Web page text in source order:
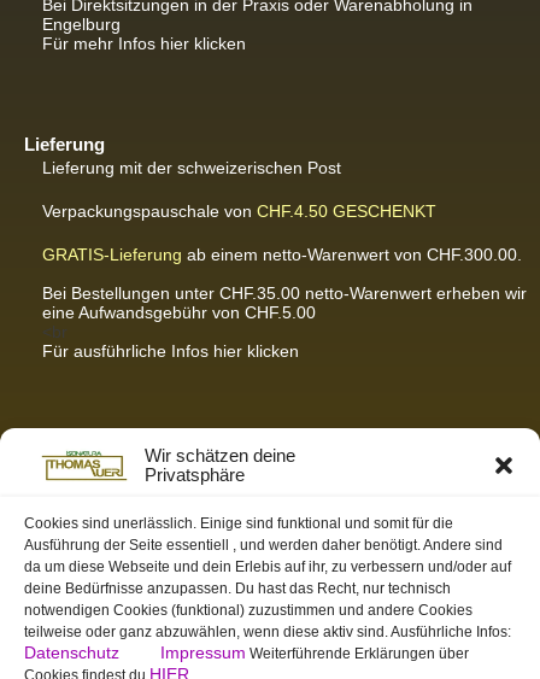
Wir schätzen deine
Privatsphäre
Cookies sind unerlässlich. Einige sind funktional und somit für die
Ausführung der Seite essentiell , und werden daher benötigt. Andere sind
da um diese Webseite und dein Erlebis auf ihr, zu verbessern und/oder auf
deine Bedürfnisse anzupassen. Du hast das Recht, nur technisch
notwendigen Cookies (funktional) zuzustimmen und andere Cookies
teilweise oder ganz abzuwählen, wenn diese aktiv sind. Ausführliche Infos:
Datenschutz Impressum Weiterführende Erklärungen über
Cookies findest du HIER
Bei Direktsitzungen in der Praxis oder Warenabholung in
Engelburg
Für mehr Infos hier klicken
Lieferung
Lieferung mit der schweizerischen Post
Verpackungspauschale von CHF.4.50 GESCHENKT
GRATIS-Lieferung ab einem netto-Warenwert von CHF.300.00.
Bei Bestellungen unter CHF.35.00 netto-Warenwert erheben wir
eine Aufwandsgebühr von CHF.5.00
<br
Für ausführliche Infos hier klicken
Partnerseiten / Empfehlungen
K-Wellness – Karin Meier
S&S Informatik GmbH
Ihr Partner für zukunftsorientierte Informatik
Swiss-skymodel
opens your eyes
St. Gallen Info